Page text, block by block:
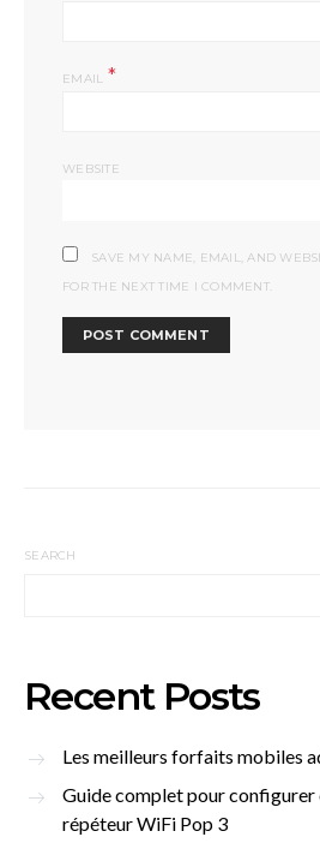
EMAIL *
WEBSITE
SAVE MY NAME, EMAIL, AND
FOR THE NEXT TIME I COMMENT.
SEARCH
Recent Posts
Les meilleurs forfaits mobiles
Guide complet pour
répéteur WiFi Pop 3